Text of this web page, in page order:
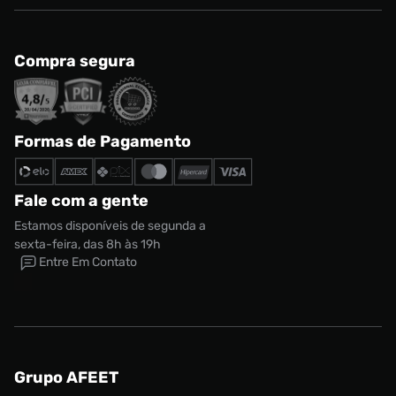
Compra segura
Formas de Pagamento
Fale com a gente
Estamos disponíveis de segunda a
sexta-feira, das 8h às 19h
Entre Em Contato
Grupo AFEET